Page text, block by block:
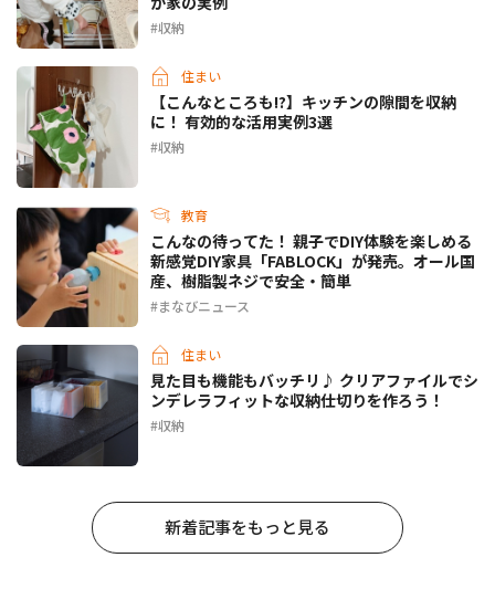
収納
住まい
【こんなところも!?】キッチンの隙間を収納
に！ 有効的な活用実例3選
収納
教育
こんなの待ってた！ 親子でDIY体験を楽しめる
新感覚DIY家具「FABLOCK」が発売。オール国
産、樹脂製ネジで安全・簡単
まなびニュース
住まい
見た目も機能もバッチリ♪ クリアファイルでシ
ンデレラフィットな収納仕切りを作ろう！
収納
新着記事をもっと見る